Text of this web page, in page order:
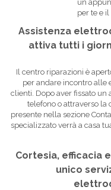
un
per te e
Assistenza
attiva tutti i
Il centro riparazioni è
per andare incontro alle
clienti. Dopo aver fissato
telefono o attraverso
presente nella sezione
specializzato verrà a casa
Cortesia, efficacia
unico